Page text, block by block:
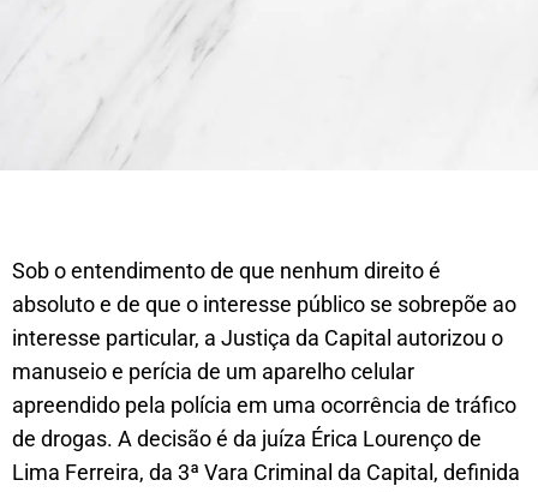
Sob o entendimento de que nenhum direito é
absoluto e de que o interesse público se sobrepõe ao
interesse particular, a Justiça da Capital autorizou o
manuseio e perícia de um aparelho celular
apreendido pela polícia em uma ocorrência de tráfico
de drogas. A decisão é da juíza Érica Lourenço de
Lima Ferreira, da 3ª Vara Criminal da Capital, definida